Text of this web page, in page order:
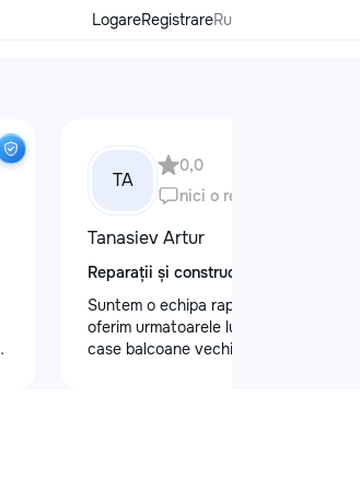
LogareRegistrareRu
TA
0,0
nici o recenzie
Tanasiev Artur
Reparații și construcții
Suntem o echipa rapida de Hamali
oferim urmatoarele lucrari Demolari
case balcoane vechii - Demolare